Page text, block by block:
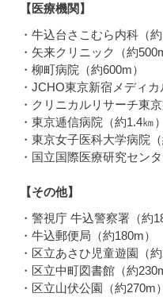
【医療機関】
・牛込台さこむら内科（約
・矢来クリニック（約
・柳町病院（約600m）
・JCHO東京新宿メディ
・クリニカルリサーチ東
・東京逓信病院（約1.4㎞）
・東京女子医科大学病院（
・国立国際医療研究センタ
【その他】
・警視庁 牛込警察署（約
・牛込郵便局（約180m）
・区立あさひ児童遊園（約
・区立中町図書館（約
・区立山伏公園（約270m）